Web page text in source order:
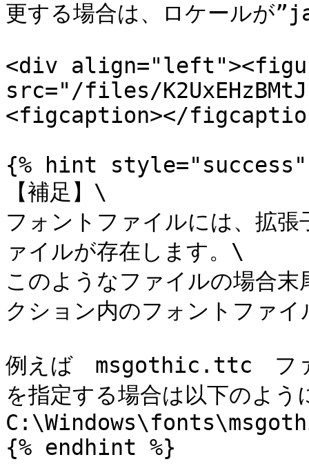
更する場合は、ロケールが
<div
src="/files/
<figcaption></
{% hint style="success"
【補足】\
フォントファイルには、拡
ァイルが存在します。\
このようなファイルの場合
クション内のフォントファ
例えば　msgothic.ttc　フ
を指定する場合は以下のよ
{% endhint %}